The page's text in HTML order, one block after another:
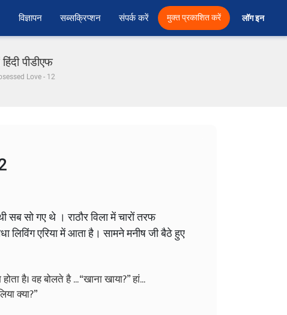
विज्ञापन सब्सक्रिप्शन संपर्क करें मुक्त प्रकाशित करें लॉग इन
पीडीएफ
Love - 12
सो गए थे । राठौर विला में चारों तरफ
लिविंग एरिया में आता है। सामने मनीष जी बैठे हुए
है। वह बोलते है ... “खाना खाया?” हां...
क्या?”